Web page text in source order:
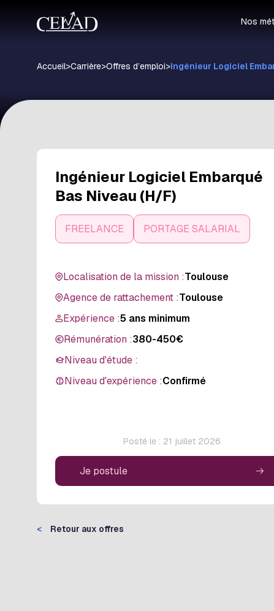
Nos
Accueil>Carrière>Offres d’emploi>Ingénieur Logiciel
Ingénieur Logiciel Embarqué
Bas Niveau (H/F)
FREELANCE PORTAGE SALARIAL
Localisation de la mission :Toulouse
Agence de rattachement :Toulouse
Expérience :5 ans minimum
Rémunération :380-450€
Niveau d'étude :
Niveau d'expérience :Confirmé
Posté le : 21 juillet 2026
Je postule
< Retour aux offres